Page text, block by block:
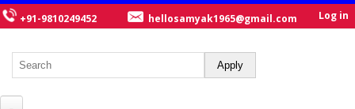
+91-9810249452 hellosamyak1965@gmail.com Log in